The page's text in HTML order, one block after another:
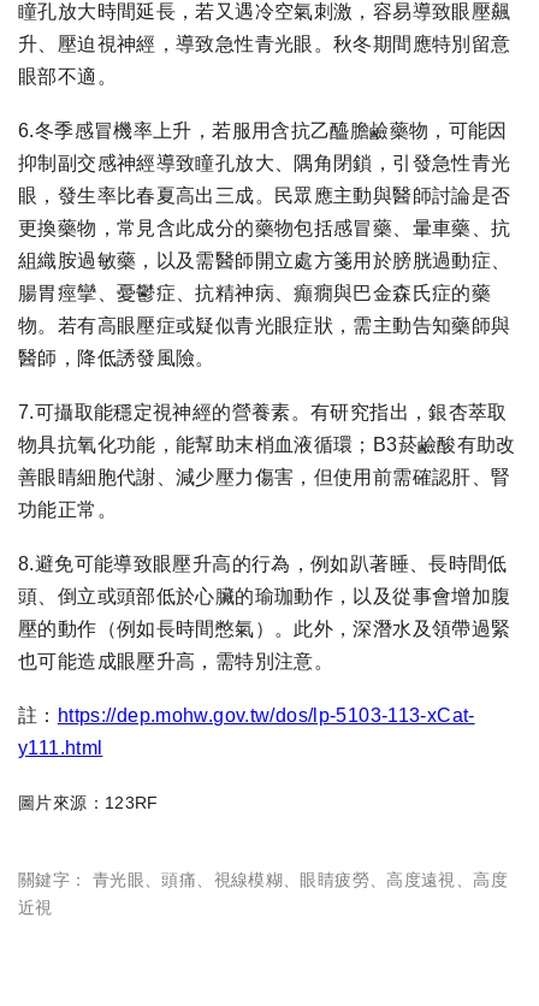
瞳孔放大時間延長，若又遇冷空氣刺激，容易導致眼壓飆
升、壓迫視神經，導致急性青光眼。秋冬期間應特別留意
眼部不適。
6.冬季感冒機率上升，若服用含抗乙醯膽鹼藥物，可能因
抑制副交感神經導致瞳孔放大、隅角閉鎖，引發急性青光
眼，發生率比春夏高出三成。民眾應主動與醫師討論是否
更換藥物，常見含此成分的藥物包括感冒藥、暈車藥、抗
組織胺過敏藥，以及需醫師開立處方箋用於膀胱過動症、
腸胃痙攣、憂鬱症、抗精神病、癲癇與巴金森氏症的藥
物。若有高眼壓症或疑似青光眼症狀，需主動告知藥師與
醫師，降低誘發風險。
7.可攝取能穩定視神經的營養素。有研究指出，銀杏萃取
物具抗氧化功能，能幫助末梢血液循環；B3菸鹼酸有助改
善眼睛細胞代謝、減少壓力傷害，但使用前需確認肝、腎
功能正常。
8.避免可能導致眼壓升高的行為，例如趴著睡、長時間低
頭、倒立或頭部低於心臟的瑜珈動作，以及從事會增加腹
壓的動作（例如長時間憋氣）。此外，深潛水及領帶過緊
也可能造成眼壓升高，需特別注意。
註： https://dep.mohw.gov.tw/dos/lp-5103-113-xCat-
y111.html
圖片來源：123RF
關鍵字： 青光眼 、頭痛 視線模糊 眼睛疲勞、 高度遠視
高度
近視